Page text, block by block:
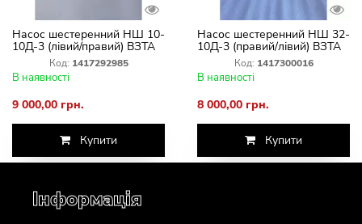
Насос шестеренний НШ 10-
10Д-3 (лівий/правий) ВЗТА
Код: 1417292985
В наявності
9 000,00 грн.
Купити
Насос шестеренний НШ 32-
10Д-3 (правий/лівий) ВЗТА
Код: 1417300016
В наявності
8 000,00 грн.
Купити
Інформація